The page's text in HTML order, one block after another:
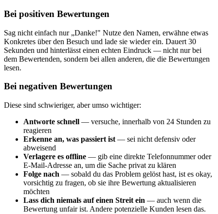
Bei positiven Bewertungen
Sag nicht einfach nur „Danke!" Nutze den Namen, erwähne etwas
Konkretes über den Besuch und lade sie wieder ein. Dauert 30
Sekunden und hinterlässt einen echten Eindruck — nicht nur bei
dem Bewertenden, sondern bei allen anderen, die die Bewertungen
lesen.
Bei negativen Bewertungen
Diese sind schwieriger, aber umso wichtiger:
Antworte schnell — versuche, innerhalb von 24 Stunden zu
reagieren
Erkenne an, was passiert ist — sei nicht defensiv oder
abweisend
Verlagere es offline — gib eine direkte Telefonnummer oder
E-Mail-Adresse an, um die Sache privat zu klären
Folge nach — sobald du das Problem gelöst hast, ist es okay,
vorsichtig zu fragen, ob sie ihre Bewertung aktualisieren
möchten
Lass dich niemals auf einen Streit ein — auch wenn die
Bewertung unfair ist. Andere potenzielle Kunden lesen das.